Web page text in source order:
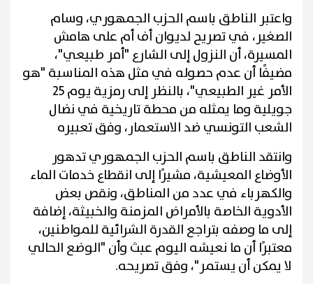
واعتبر الناطق باسم الحزب الجمهوري، وسام
الصغير، في تصريح لديوان أف أم على هامش
المسيرة، أن النزول إلى الشارع "أمر طبيعي"،
مضيفًا أن عدم حصوله في مثل هذه المناسبة "هو
الأمر غير الطبيعي"، بالنظر إلى رمزية يوم 25
جويلية وما يمثله من محطة تاريخية في نضال
الشعب التونسي ضد الاستعمار، وفق تعبيره
وانتقد الناطق باسم الحزب الجمهوري تدهور
الأوضاع المعيشية، مشيرًا إلى انقطاع خدمات الماء
والكهرباء في عدد من المناطق، ونقص بعض
الأدوية الخاصة بالأمراض المزمنة والخبيثة، إضافة
إلى ما وصفه بتراجع القدرة الشرائية للمواطنين،
معتبرًا أن ما نعيشه اليوم عبث وأن "الوضع الحالي
لا يمكن أن يستمر"، وفق تصريحه.